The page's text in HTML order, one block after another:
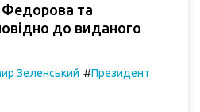
Федорова та
до виданого
Зеленський #Президент